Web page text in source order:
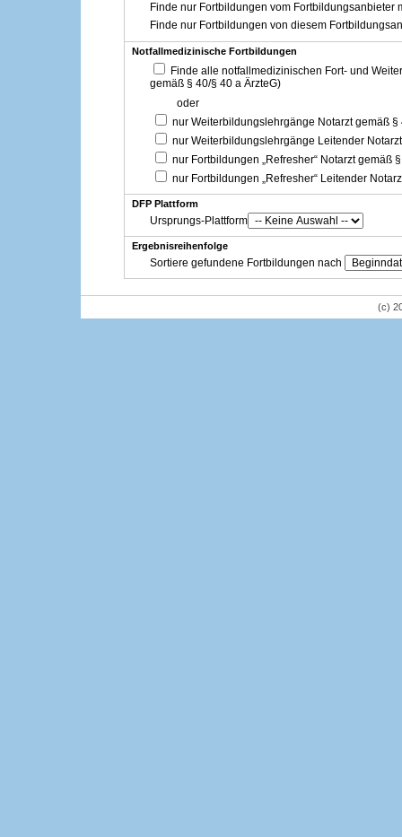
Finde nur Fortbildungen vom Fortbildungsanbieter
Finde nur Fortbildungen von diesem
Notfallmedizinische Fortbildungen
Finde alle notfallmedizinischen Fort- und
gemäß § 40/§ 40 a ÄrzteG)
oder
nur Weiterbildungslehrgänge Notarzt gemäß §
nur Weiterbildungslehrgänge Leitender
nur Fortbildungen „Refresher“ Notarzt gemäß
nur Fortbildungen „Refresher“ Leitender
DFP Plattform
Ursprungs-Plattform
Ergebnisreihenfolge
Sortiere gefundene Fortbildungen nach
(c)